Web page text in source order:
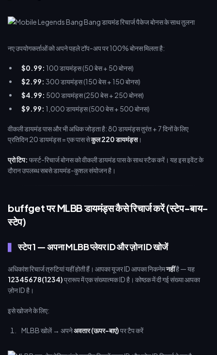
नए उपयोगकर्ताओं को अपने पहले टॉप-अप पर 100% बोनस मिलता है:
$0.99: 100 डायमंड्स (50 बेस + 50 बोनस)
$2.99: 300 डायमंड्स (150 बेस + 150 बोनस)
$4.99: 500 डायमंड्स (250 बेस + 250 बोनस)
$9.99: 1,000 डायमंड्स (500 बेस + 500 बोनस)
वीकली डायमंड पास और भी अधिक जोड़ता है: 80 डायमंड्स तुरंत + 7 दिनों के लिए
प्रतिदिन 20 डायमंड्स = एक पास सेकुल 220 डायमंड्स।
प्रो टिप: फर्स्ट-रिचार्ज बोनस को वीकली डायमंड पास के साथ स्टैक करें। यह इस इवेंट के
दौरान उपलब्ध सबसे डायमंड-कुशल संयोजन है।
buffget पर MLBB डायमंड्स कैसे रिचार्ज करें (स्टेप-बाय-
स्टेप)
स्टेप 1 — अपना MLBB प्लेयर ID और ज़ोन ID खोजें
अधिकांश रिचार्ज त्रुटियां यहीं होती हैं। आपका यूजर ID आपका निकनेमनहींहै — यह
12345678(1234)प्रारूप में एक संख्यात्मक ID है। कोष्ठक में दी गई संख्या आपका
ज़ोन ID है।
इसे खोजने के लिए:
MLBB खोलें → अपनेअवतार (ऊपर-बाएं)पर टैप करें